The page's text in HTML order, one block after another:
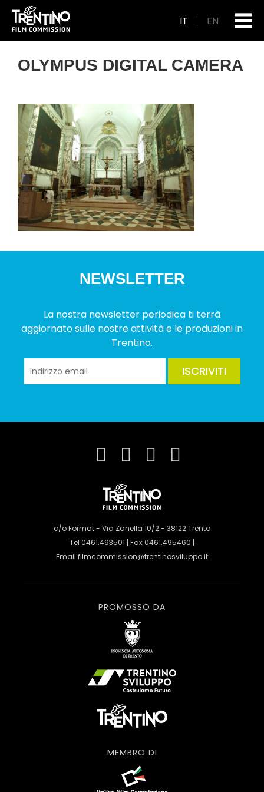
IT EN
OLYMPUS DIGITAL CAMERA
NEWSLETTER
La nostra newsletter periodica ti terrà
aggiornato sulle nostre attività e le produzioni in
Trentino.
ISCRIVITI
c/o Format - Via Zanella 10/2 - 38122 Trento
Tel 0461.493501 | Fax 0461.495460 |
Email filmcommission@trentinosviluppo.it
PROMOSSO DA
MEMBRO DI